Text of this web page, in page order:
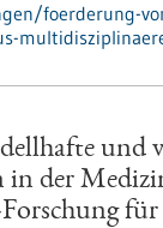
foerderung-
und
der